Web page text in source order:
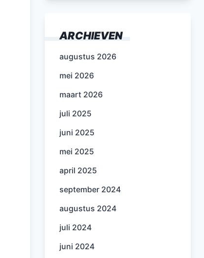
ARCHIEVEN
augustus 2026
mei 2026
maart 2026
juli 2025
juni 2025
mei 2025
april 2025
september 2024
augustus 2024
juli 2024
juni 2024